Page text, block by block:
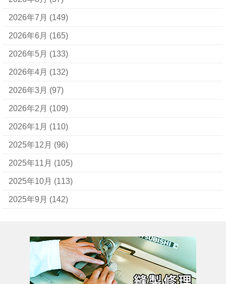
BALLY
ＵＧＧ
アナスイ
アニエスベー
アルマーニ
アレン・エドモンズ
アンナ モリナーリ
イブ・サンローラン
ヴェロ・キーオ
ウンガロ
エヴー
エルメス
カルティエ
2026年7月 (149)
2026年6月 (165)
2026年5月 (133)
2026年4月 (132)
2026年3月 (97)
2026年2月 (109)
2026年1月 (110)
2025年12月 (96)
2025年11月 (105)
2025年10月 (113)
2025年9月 (142)